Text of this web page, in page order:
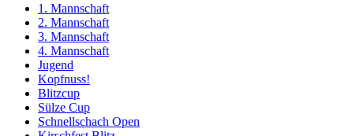
1. Mannschaft
2. Mannschaft
3. Mannschaft
4. Mannschaft
Jugend
Kopfnuss!
Blitzcup
Sülze Cup
Schnellschach Open